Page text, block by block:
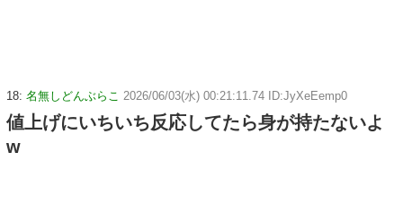
18: 名無しどんぶらこ 2026/06/03(水) 00:21:11.74 ID:JyXeEemp0
値上げにいちいち反応してたら身が持たないよ
w